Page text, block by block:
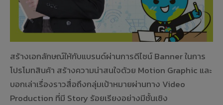
สร้างเอกลักษณ์ให้กับแบรนด์ผ่านการดีไซน์ Banner ในการ
โปรโมทสินค้า สร้างความน่าสนใจด้วย Motion Graphic และ
บอกเล่าเรื่องราวสื่อถึงกลุ่มเป้าหมายผ่านทาง Video
Production ที่มี Story ร้อยเรียงอย่างมีชั้นเชิง